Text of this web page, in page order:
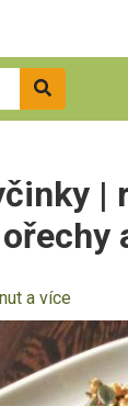
|
a více